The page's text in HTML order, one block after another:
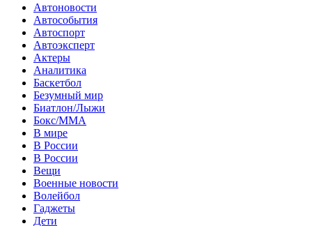
Автоновости
Автособытия
Автоспорт
Автоэксперт
Актеры
Аналитика
Баскетбол
Безумный мир
Биатлон/Лыжи
Бокс/MMA
В мире
В России
В России
Вещи
Военные новости
Волейбол
Гаджеты
Дети